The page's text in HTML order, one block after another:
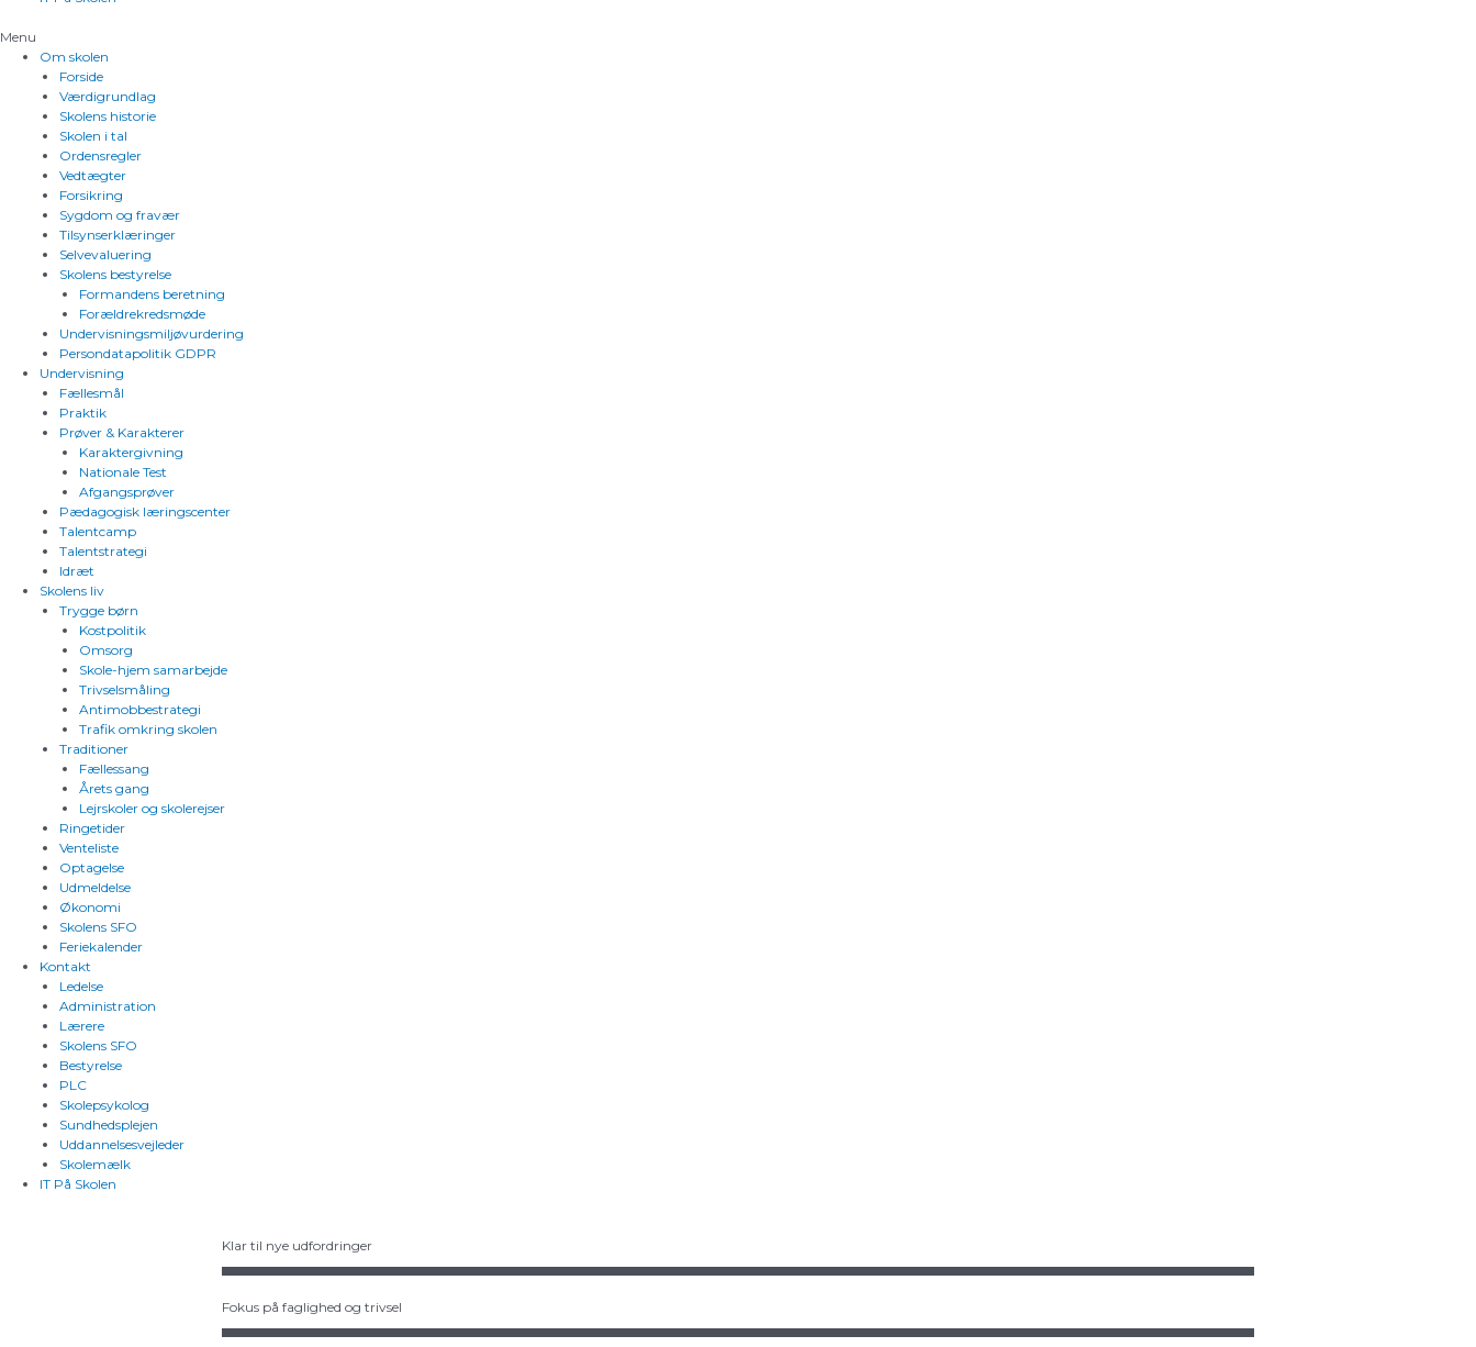
Menu
Om skolen
Forside
Værdigrundlag
Skolens historie
Skolen i tal
Ordensregler
Vedtægter
Forsikring
Sygdom og fravær
Tilsynserklæringer
Selvevaluering
Skolens bestyrelse
Formandens beretning
Forældrekredsmøde
Undervisningsmiljøvurdering
Persondatapolitik GDPR
Undervisning
Fællesmål
Praktik
Prøver & Karakterer
Karaktergivning
Nationale Test
Afgangsprøver
Pædagogisk læringscenter
Talentcamp
Talentstrategi
Idræt
Skolens liv
Trygge børn
Kostpolitik
Omsorg
Skole-hjem samarbejde
Trivselsmåling
Antimobbestrategi
Trafik omkring skolen
Traditioner
Fællessang
Årets gang
Lejrskoler og skolerejser
Ringetider
Venteliste
Optagelse
Udmeldelse
Økonomi
Skolens SFO
Feriekalender
Kontakt
Ledelse
Administration
Lærere
Skolens SFO
Bestyrelse
PLC
Skolepsykolog
Sundhedsplejen
Uddannelsesvejleder
Skolemælk
IT På Skolen
Klar til nye udfordringer
Fokus på faglighed og trivsel